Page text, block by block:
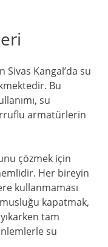
Kangal’da su
Bu
su
armatürlerin
çözmek için
Her bireyin
kullanmaması
kapatmak,
tam
su